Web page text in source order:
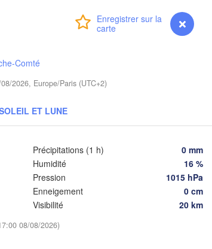
Premium myVentusky Prévisions
Comté
2026, Europe/Paris (UTC+2)
ET LUNE
Précipitations (1 h)
0 mm
Humidité
16 %
Pression
1015 hPa
Enneigement
0 cm
Visibilité
20 km
08/08/2026)
Łódź
Wrocław
Poznań
Gdańsk
Bydgoszcz
POLOGNE
Lublin